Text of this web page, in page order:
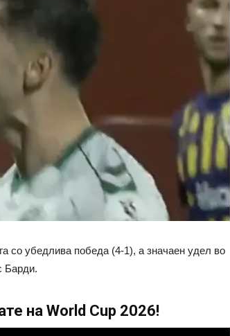
со убедлива победа (4-1), а значаен удел во
Барди.
на World Cup 2026!